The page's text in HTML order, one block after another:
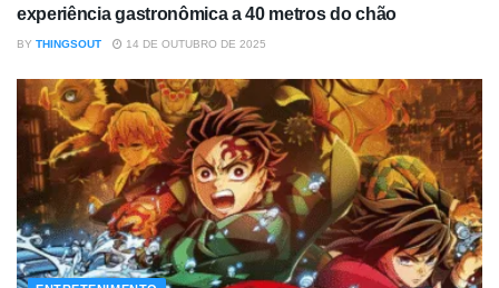
experiência gastronômica a 40 metros do chão
BY THINGSOUT 14 DE OUTUBRO DE 2025